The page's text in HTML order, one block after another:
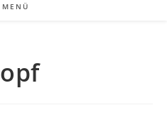
MENÜ